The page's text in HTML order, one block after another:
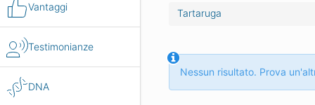
Vantaggi
Testimonianze
DNA
Tartaruga
Nessun risultato. Prova